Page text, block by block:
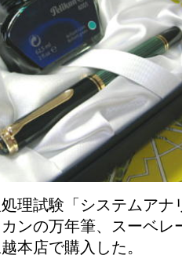
理試験「システムアナ
ンの万年筆、スーベレ
本店で購入した。